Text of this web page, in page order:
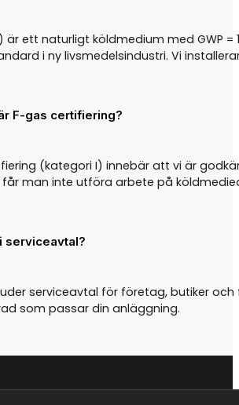
är ett naturligt köldmedium med GWP
i ny livsmedelsindustri. Vi
F-gas certifiering?
(kategori I) innebär att vi är
man inte utföra arbete på
serviceavtal?
serviceavtal för företag, butiker
som passar din anläggning.